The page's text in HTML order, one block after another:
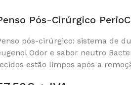
Pós-Cirúrgico
pós-cirúrgico: sistema de
Odor e sabor neutro
estão limpos após a